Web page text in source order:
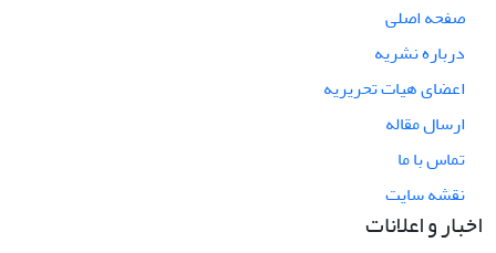
صفحه اصلی
درباره نشریه
اعضای هیات تحریریه
ارسال مقاله
تماس با ما
نقشه سایت
اخبار و اعلانات